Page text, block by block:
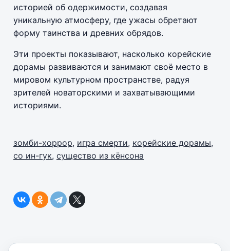
историей об одержимости, создавая
уникальную атмосферу, где ужасы обретают
форму таинства и древних обрядов.
Эти проекты показывают, насколько корейские
дорамы развиваются и занимают своё место в
мировом культурном пространстве, радуя
зрителей новаторскими и захватывающими
историями.
зомби-хоррор, игра смерти, корейские дорамы,
со ин-гук, существо из кёнсона